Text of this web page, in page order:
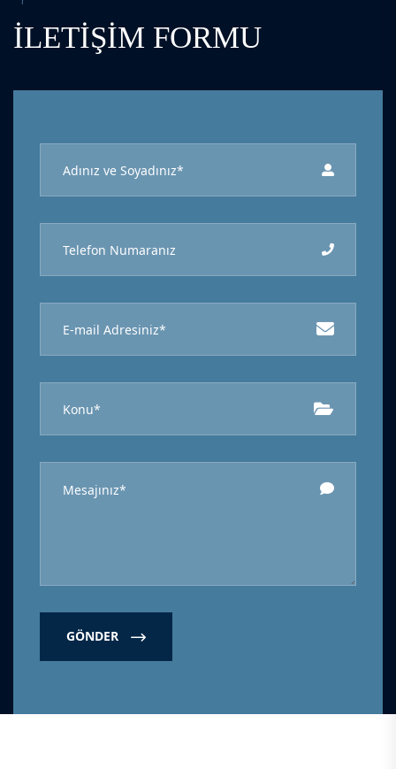
İLETIŞIM FORMU
GÖNDER